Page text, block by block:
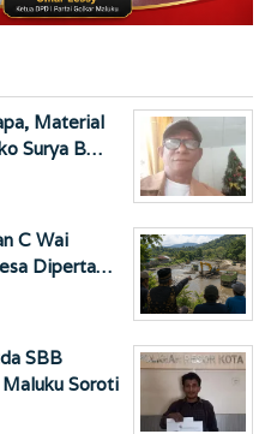
Material
Surya B…
C Wai
Diperta…
SBB
Soroti